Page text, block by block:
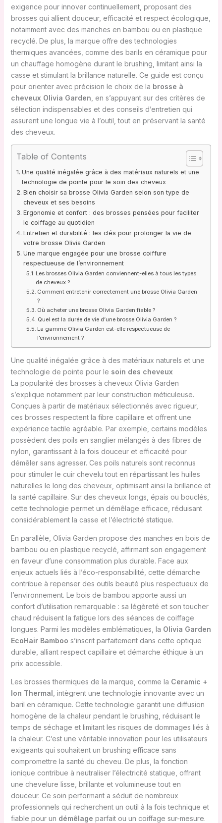
exigence pour innover continuellement, proposant des
brosses qui allient douceur, efficacité et respect écologique,
notamment avec des manches en bambou ou en plastique
recyclé. De plus, la marque offre des technologies
thermiques avancées, comme des barils en céramique pour
un chauffage homogène durant le brushing, limitant ainsi la
casse et stimulant la brillance naturelle. Ce guide est conçu
pour orienter avec précision le choix de la brosse à
cheveux Olivia Garden , en s’appuyant sur des critères de
sélection indispensables et des conseils d’entretien qui
assurent une longue vie à l’outil, tout en préservant la santé
des cheveux.
Table of Contents
Une qualité inégalée grâce à des matériaux naturels et une
technologie de pointe pour le soin des cheveux
Bien choisir sa brosse Olivia Garden selon son type de
cheveux et ses besoins
Ergonomie et confort : des brosses pensées pour faciliter
le coiffage au quotidien
Entretien et durabilité : les clés pour prolonger la vie de
votre brosse Olivia Garden
Une marque engagée pour une brosse coiffure
respectueuse de l’environnement
Les brosses Olivia Garden conviennent-elles à tous les types
de cheveux ?
Comment entretenir correctement une brosse Olivia Garden
?
Où acheter une brosse Olivia Garden fiable ?
Quel est la durée de vie d’une brosse Olivia Garden ?
La gamme Olivia Garden est-elle respectueuse de
l’environnement ?
Une qualité inégalée grâce à des matériaux naturels et une
technologie de pointe pour le soin des cheveux
La popularité des brosses à cheveux Olivia Garden
s’explique notamment par leur construction méticuleuse.
Conçues à partir de matériaux sélectionnés avec rigueur,
ces brosses respectent la fibre capillaire et offrent une
expérience tactile agréable. Par exemple, certains modèles
possèdent des poils en sanglier mélangés à des fibres de
nylon, garantissant à la fois douceur et efficacité pour
démêler sans agresser. Ces poils naturels sont reconnus
pour stimuler le cuir chevelu tout en répartissant les huiles
naturelles le long des cheveux, optimisant ainsi la brillance et
la santé capillaire. Sur des cheveux longs, épais ou bouclés,
cette technologie permet un démêlage efficace, réduisant
considérablement la casse et l’électricité statique.
En parallèle, Olivia Garden propose des manches en bois de
bambou ou en plastique recyclé, affirmant son engagement
en faveur d’une consommation plus durable. Face aux
enjeux actuels liés à l’éco-responsabilité, cette démarche
contribue à repenser des outils beauté plus respectueux de
l’environnement. Le bois de bambou apporte aussi un
confort d’utilisation remarquable : sa légèreté et son toucher
chaud réduisent la fatigue lors des séances de coiffage
longues. Parmi les modèles emblématiques, la Olivia Garden
EcoHair Bamboo s’inscrit parfaitement dans cette optique
durable, alliant respect capillaire et démarche éthique à un
prix accessible.
Les brosses thermiques de la marque, comme la Ceramic +
Ion Thermal , intègrent une technologie innovante avec un
baril en céramique. Cette technologie garantit une diffusion
homogène de la chaleur pendant le brushing, réduisant le
temps de séchage et limitant les risques de dommages liés à
la chaleur. C’est une véritable innovation pour les utilisateurs
exigeants qui souhaitent un brushing efficace sans
compromettre la santé du cheveu. De plus, la fonction
ionique contribue à neutraliser l’électricité statique, offrant
une chevelure lisse, brillante et volumineuse tout en
douceur. Ce soin performant a séduit de nombreux
professionnels qui recherchent un outil à la fois technique et
fiable pour un démêlage parfait ou un coiffage sur-mesure.